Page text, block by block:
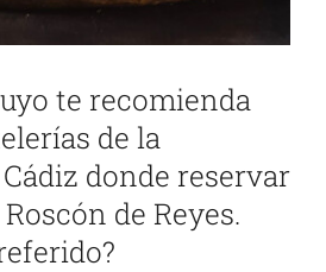
te recomienda
de la
donde reservar
de Reyes.